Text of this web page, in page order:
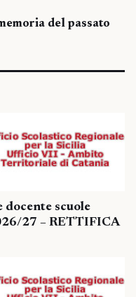
del passato
scuole
27 – RETTIFICA